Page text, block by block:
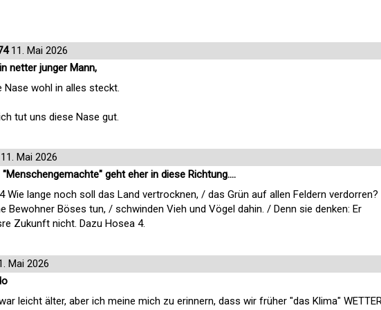
11. Mai 2026
netter junger Mann,
Nase wohl in alles steckt.
tut uns diese Nase gut.
11. Mai 2026
"Menschengemachte" geht eher in diese Richtung....
Wie lange noch soll das Land vertrocknen, / das Grün auf allen Feldern verdorren?
Bewohner Böses tun, / schwinden Vieh und Vögel dahin. / Denn sie denken: Er
Zukunft nicht. Dazu Hosea 4.
Mai 2026
leicht älter, aber ich meine mich zu erinnern, dass wir früher "das Klima"